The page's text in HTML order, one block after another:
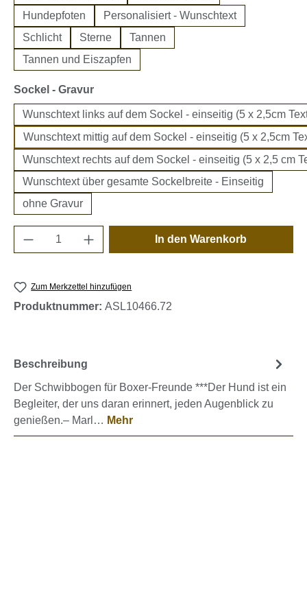
Hundepfoten
Personalisiert - Wunschtext
Schlicht
Sterne
Tannen
Tannen und Eiszapfen
Sockel - Gravurauswählen
Wunschtext links auf dem Sockel - einseitig (5 x 2,5cm
Wunschtext mittig auf dem Sockel - einseitig (5 x 2,5cm
Wunschtext rechts auf dem Sockel - einseitig (5 x 2,5 cm
Wunschtext über gesamte Sockelbreite - Einseitig
ohne Gravur
Produkt Anzahl: Gib den gewünschten
In den Warenkorb
Zum Merkzettel hinzufügen
Produktnummer: ASL10466.72
Beschreibung
Der Schwibbogen für Boxer-Freunde ***Der Hund ist ein
Begleiter, der uns daran erinnert, jeden Augenblick zu
genießen.– Marl… Mehr